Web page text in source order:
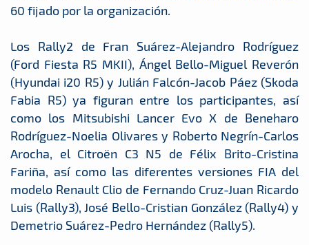
60 fijado por la organización.
Los Rally2 de Fran Suárez-Alejandro Rodríguez
(Ford Fiesta R5 MKII), Ángel Bello-Miguel Reverón
(Hyundai i20 R5) y Julián Falcón-Jacob Páez (Skoda
Fabia R5) ya figuran entre los participantes, así
como los Mitsubishi Lancer Evo X de Beneharo
Rodríguez-Noelia Olivares y Roberto Negrín-Carlos
Arocha, el Citroën C3 N5 de Félix Brito-Cristina
Fariña, así como las diferentes versiones FIA del
modelo Renault Clio de Fernando Cruz-Juan Ricardo
Luis (Rally3), José Bello-Cristian González (Rally4) y
Demetrio Suárez-Pedro Hernández (Rally5).